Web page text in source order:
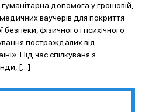
допомога у грошовій,
ваучерів для покриття
фізичного і психічного
постраждалих від
Під час спілкуваня з
[…]